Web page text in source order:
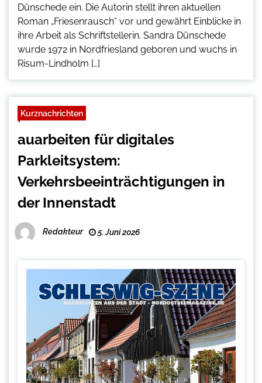
Dünschede ein. Die Autorin stellt ihren aktuellen
Roman „Friesenrausch“ vor und gewährt Einblicke in
ihre Arbeit als Schriftstellerin. Sandra Dünschede
wurde 1972 in Nordfriesland geboren und wuchs in
Risum-Lindholm […]
Kurznachrichten
auarbeiten für digitales
Parkleitsystem:
Verkehrsbeeinträchtigungen in
der Innenstadt
Redakteur 5. Juni 2026